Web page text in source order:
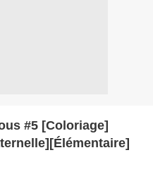
#5 [Coloriage]